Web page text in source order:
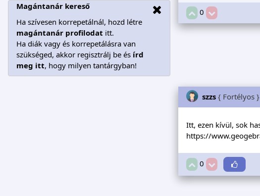
Magántanár kereső
Ha szívesen korrepetálnál, hozd létre
magántanár profilodat itt.
Ha diák vagy és korrepetálásra van
szükséged, akkor regisztrálj be és írd
meg itt, hogy milyen tantárgyban!
0
szzs { Fortélyos }
Itt, ezen kívül, sok
https://
0